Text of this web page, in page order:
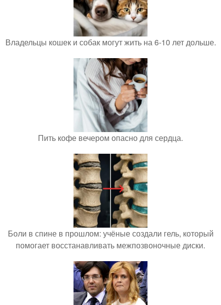
Владельцы кошек и собак могут жить на 6-10 лет дольше.
Пить кофе вечером опасно для сердца.
Боли в спине в прошлом: учёные создали гель, который
помогает восстанавливать межпозвоночные диски.